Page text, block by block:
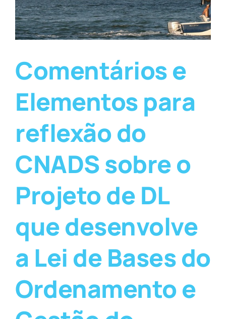
Comentários e
Elementos para
reflexão do
CNADS sobre o
Projeto de DL
que desenvolve
a Lei de Bases do
Ordenamento e